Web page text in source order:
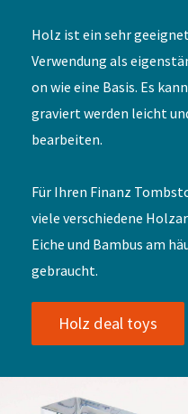
Holz ist ein sehr
Verwendung als
on wie eine Basis. Es
graviert werden leicht
bearbeiten.
Für Ihren Finanz
viele verschiedene
Eiche und Bambus am
gebraucht.
Holz deal toys